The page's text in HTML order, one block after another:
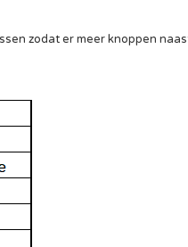
zodat er meer knoppen